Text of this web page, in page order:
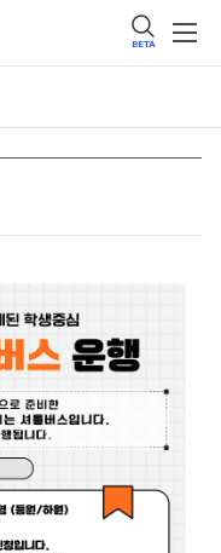
BETA